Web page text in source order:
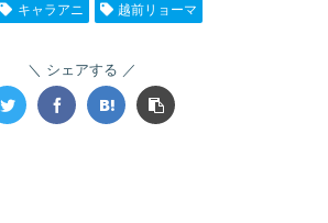
キャラアニ 越前リョーマ
シェアする